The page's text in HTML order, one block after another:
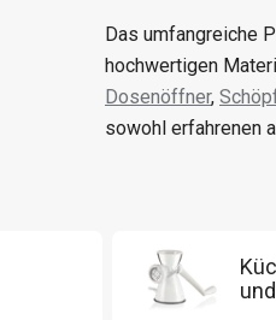
Das umfangreiche
hochwertigen
Dosenöffner,
sowohl erfahrenen